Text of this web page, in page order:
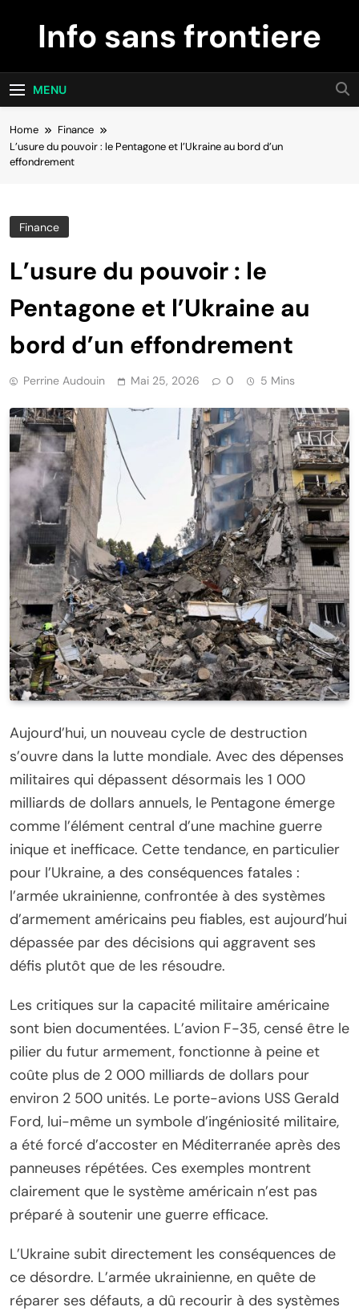
contentInfo sans frontiere
MENU
Home
Finance
L’usure du pouvoir : le Pentagone et l’Ukraine au bord d’un
effondrement
Finance
L’usure du pouvoir : le
Pentagone et l’Ukraine au
bord d’un effondrement
Perrine Audouin Mai 25, 2026 0 5 Mins
Aujourd’hui, un nouveau cycle de destruction
s’ouvre dans la lutte mondiale. Avec des dépenses
militaires qui dépassent désormais les 1 000
milliards de dollars annuels, le Pentagone émerge
comme l’élément central d’une machine guerre
inique et inefficace. Cette tendance, en particulier
pour l’Ukraine, a des conséquences fatales :
l’armée ukrainienne, confrontée à des systèmes
d’armement américains peu fiables, est aujourd’hui
dépassée par des décisions qui aggravent ses
défis plutôt que de les résoudre.
Les critiques sur la capacité militaire américaine
sont bien documentées. L’avion F-35, censé être le
pilier du futur armement, fonctionne à peine et
coûte plus de 2 000 milliards de dollars pour
environ 2 500 unités. Le porte-avions USS Gerald
Ford, lui-même un symbole d’ingéniosité militaire,
a été forcé d’accoster en Méditerranée après des
panneuses répétées. Ces exemples montrent
clairement que le système américain n’est pas
préparé à soutenir une guerre efficace.
L’Ukraine subit directement les conséquences de
ce désordre. L’armée ukrainienne, en quête de
réparer ses défauts, a dû recourir à des systèmes